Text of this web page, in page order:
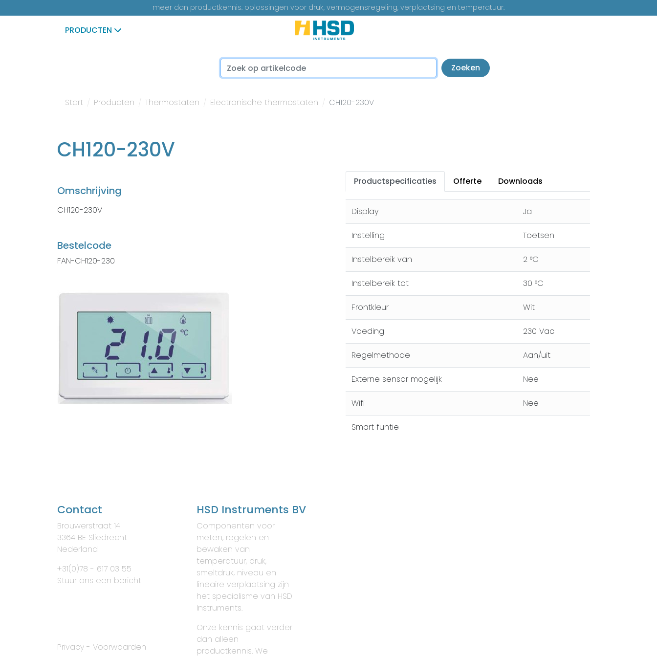
meer dan productkennis. oplossingen voor druk, vermogensregeling, verplaatsing en temperatuur.
PRODUCTEN
... Zoeken
Start Producten Thermostaten Electronische thermostaten CH120-230V
CH120-230V
Omschrijving
CH120-230V
Bestelcode
FAN-CH120-230
Productspecificaties Offerte Downloads
Display Ja
Instelling Toetsen
Instelbereik van 2 °C
Instelbereik tot 30 °C
Frontkleur Wit
Voeding 230 Vac
Regelmethode Aan/uit
Externe sensor mogelijk Nee
Wifi Nee
Smart funtie
Contact
Brouwerstraat 14
3364 BE Sliedrecht
Nederland
+31(0)78 - 617 03 55
Stuur ons een bericht
Privacy - Voorwaarden
HSD Instruments BV
Componenten voor
meten, regelen en
bewaken van
temperatuur, druk,
smeltdruk, niveau en
lineaire verplaatsing zijn
het specialisme van HSD
Instruments.
Onze kennis gaat verder
dan alleen
productkennis. We